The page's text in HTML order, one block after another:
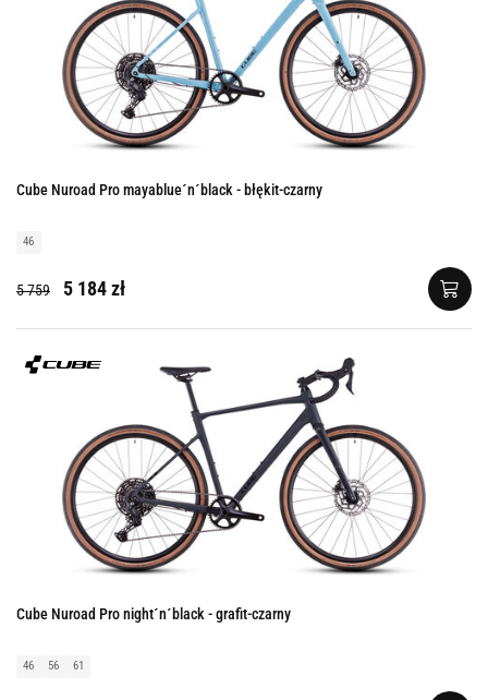
Cube Nuroad Pro mayablue´n´black - błękit-czarny
46
5 759 5 184 zł
Cube Nuroad Pro night´n´black - grafit-czarny
46 56 61